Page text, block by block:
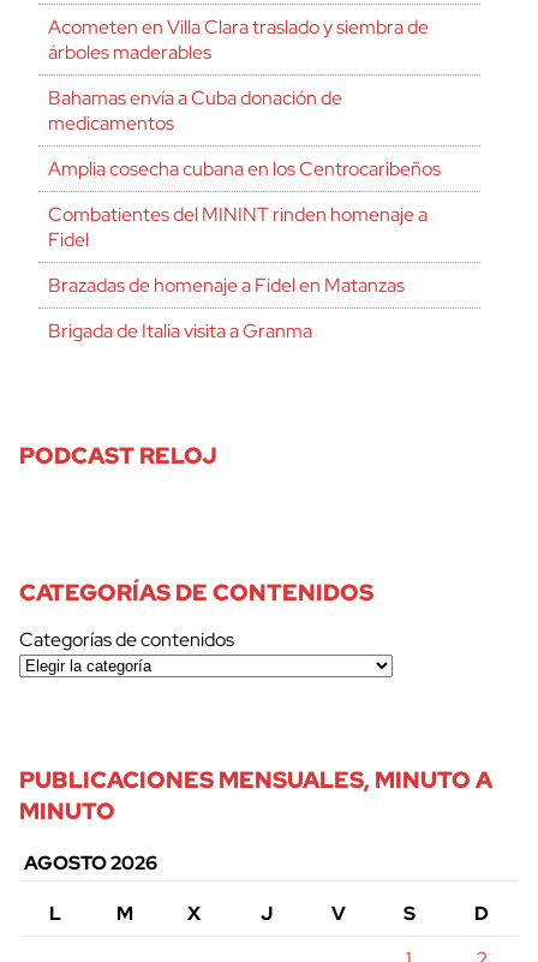
Acometen en Villa Clara traslado y siembra de
árboles maderables
Bahamas envía a Cuba donación de
medicamentos
Amplia cosecha cubana en los Centrocaribeños
Combatientes del MININT rinden homenaje a
Fidel
Brazadas de homenaje a Fidel en Matanzas
Brigada de Italia visita a Granma
PODCAST RELOJ
CATEGORÍAS DE CONTENIDOS
Categorías de contenidos
PUBLICACIONES MENSUALES, MINUTO A
MINUTO
AGOSTO 2026
L
M X J V S
D